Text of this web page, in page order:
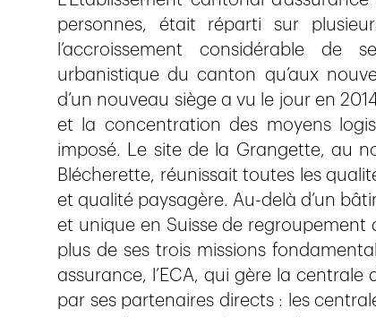
personnes, était réparti sur
l’accroissement considérable
urbanistique du canton qu’aux
d’un nouveau siège a vu le jour en
et la concentration des moyens
imposé. Le site de la Grangette, au
Blécherette, réunissait toutes les
et qualité paysagère. Au-delà d’un
et unique en Suisse de regroupement
plus de ses trois missions
assurance, l’ECA, qui gère la
par ses partenaires directs : les